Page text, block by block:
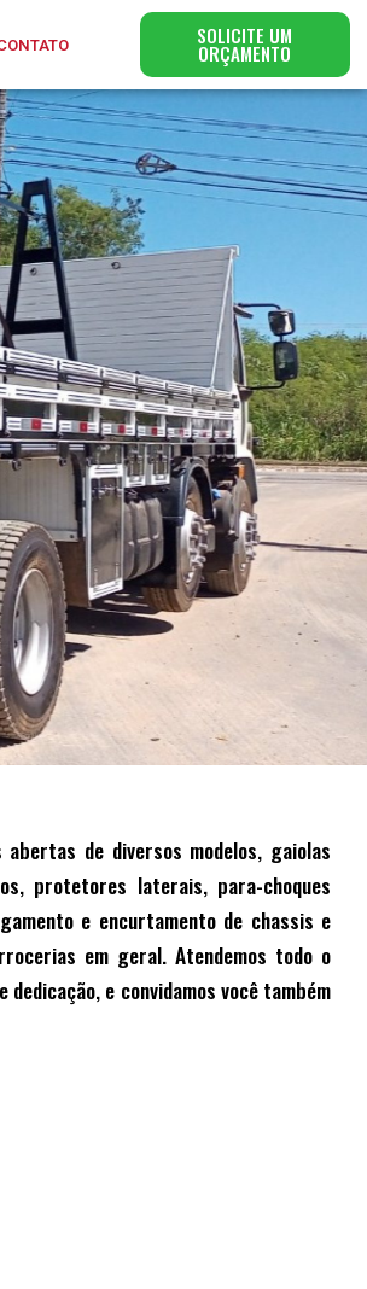
SOLICITE UM
ORÇAMENTO
de diversos modelos, gaiolas
protetores laterais, para-choques
e encurtamento de chassis e
em geral. Atendemos todo o
e convidamos você também